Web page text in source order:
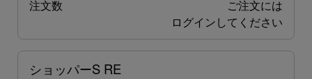
注文数
ご注文には
ログインしてください
ショッパーS RE